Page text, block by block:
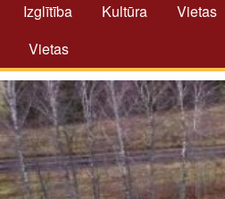
Izglītība Kultūra
Vietas
Vietas